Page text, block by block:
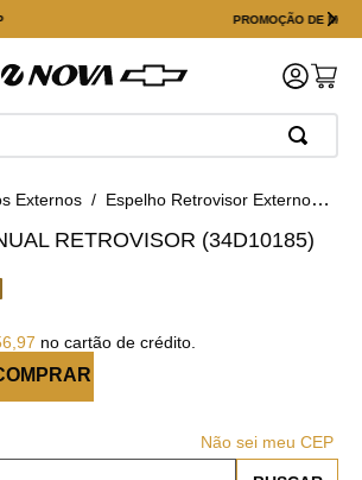
Externos Espelho Retrovisor Externo
RETROVISOR (34D10185)
97 no cartão de crédito.
Não sei meu CEP